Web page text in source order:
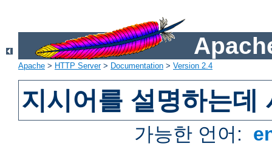
Apache > HTTP Server> Documentation > Version 2.4
지시어를 설명하는데
가능한 언어: